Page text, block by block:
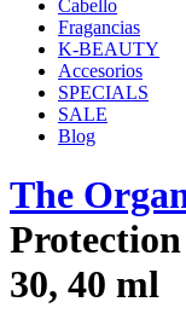
Cabello
Fragancias
K-BEAUTY
Accesorios
SPECIALS
SALE
Blog
The
Protection
30, 40 ml